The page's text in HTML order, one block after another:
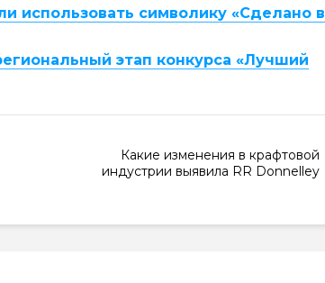
использовать символику «Сделано в
этап конкурса «Лучший
Какие изменения в крафтовой
индустрии выявила RR Donnelley